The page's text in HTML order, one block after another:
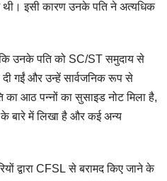
थी। इसी कारण उनके पति ने अत्यधिक
कि उनके पति को SC/ST समुदाय से
दी गईं और उन्हें सार्वजनिक रूप से
का आठ पन्नों का सुसाइड नोट मिला है,
के बारे में लिखा है और कई अन्य
द्वारा CFSL से बरामद किए जाने के